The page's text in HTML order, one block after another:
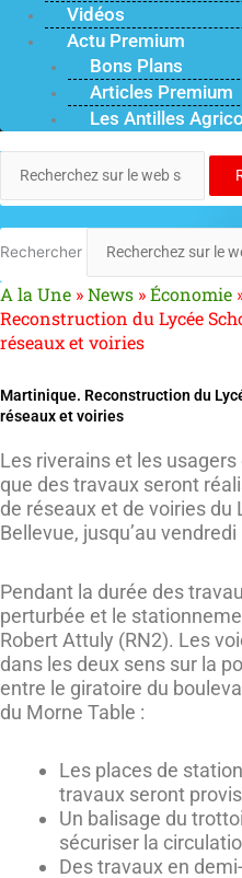
Vidéos
Actu Premium
Bons Plans
Articles Premium
Les Antilles
Rechercher
A la Une »News »Économie
Reconstruction du Lycée
réseaux et voiries
Martinique. Reconstruction du
réseaux et voiries
Les riverains et les
que des travaux seront
de réseaux et de voiries
Bellevue, jusqu’au
Pendant la durée des
perturbée et le
Robert Attuly (RN2). Les
dans les deux sens sur la
entre le giratoire du
du Morne Table :
Les places de
travaux seront
Un balisage du
sécuriser la
Des travaux en